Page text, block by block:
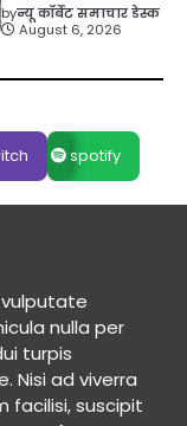
byन्यू कॉर्बेट समाचार डेस्क
August 6, 2026
spotify
nulla per
turpis
Nisi ad viverra
facilisi, suscipit